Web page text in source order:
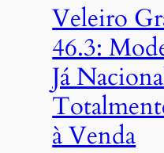
Veleiro
46.3:
Já
à Venda